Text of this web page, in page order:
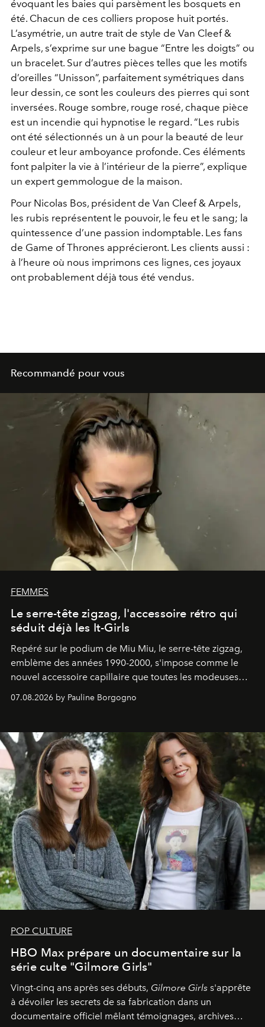
évoquant les baies qui parsèment les bosquets en
été. Chacun de ces colliers propose huit portés.
L’asymétrie, un autre trait de style de Van Cleef &
Arpels, s’exprime sur une bague “Entre les doigts” ou
un bracelet. Sur d’autres pièces telles que les motifs
d’oreilles “Unisson”, parfaitement symétriques dans
leur dessin, ce sont les couleurs des pierres qui sont
inversées. Rouge sombre, rouge rosé, chaque pièce
est un incendie qui hypnotise le regard. “Les rubis
ont été sélectionnés un à un pour la beauté de leur
couleur et leur amboyance profonde. Ces éléments
font palpiter la vie à l’intérieur de la pierre”, explique
un expert gemmologue de la maison.
Pour Nicolas Bos, président de Van Cleef & Arpels,
les rubis représentent le pouvoir, le feu et le sang; la
quintessence d’une passion indomptable. Les fans
de Game of Thrones apprécieront. Les clients aussi :
à l’heure où nous imprimons ces lignes, ces joyaux
ont probablement déjà tous été vendus.
Recommandé pour vous
FEMMES
Le serre-tête zigzag, l'accessoire rétro qui
séduit déjà les It-Girls
Repéré sur le podium de Miu Miu, le serre-tête zigzag,
emblème des années 1990-2000, s'impose comme le
nouvel accessoire capillaire que toutes les modeuses
s'arrachent déjà.
07.08.2026 by Pauline Borgogno
POP CULTURE
HBO Max prépare un documentaire sur la
série culte "Gilmore Girls"
Vingt-cinq ans après ses débuts, Gilmore Girls s'apprête
à dévoiler les secrets de sa fabrication dans un
documentaire officiel mêlant témoignages, archives